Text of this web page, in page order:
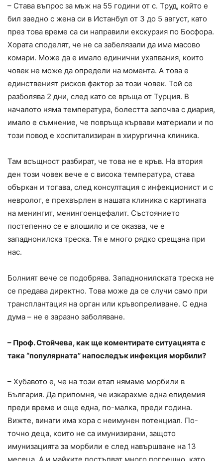
– Става въпрос за мъж на 55 години от с. Труд, който е
бил заедно с жена си в Истанбул от 3 до 5 август, като
през това време са си направили екскурзия по Босфора.
Хората споделят, че не са забелязали да има масово
комари. Може да е имало единични ухапвания, които
човек не може да определи на момента. А това е
единственият рисков фактор за този човек. Той се
разболява 2 дни, след като се връща от Турция. В
началото няма температура, болестта започва с диария,
имало е съмнение, че повръща кървави материали и по
този повод е хоспитализиран в хирургична клиника.
Там всъщност разбират, че това не е кръв. На втория
ден този човек вече е с висока температура, става
объркан и тогава, след консултация с инфекционист и с
невролог, е прехвърлен в нашата клиника с картината
на менингит, менингоенцефалит. Състоянието
постепенно се е влошило и се оказва, че е
западнонилска треска. Тя е много рядко срещана при
нас.
Болният вече се подобрява. Западнонилската треска не
се предава директно. Това може да се случи само при
трансплантация на орган или кръвопреливане. С една
дума – не е заразно заболяване.
– Проф. Стойчева, как ще коментирате ситуацията с
така “популярната” напоследък инфекция морбили?
– Хубавото е, че на този етап нямаме морбили в
България. Да припомня, че изкарахме една епидемия
преди време и още една, по-малка, преди година.
Вижте, винаги има хора с неимунен потенциал. По-
точно деца, които не са имунизирани, защото
имунизацията за морбили е след навършване на 13